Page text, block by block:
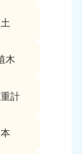
土
木
計
本
5259
年中無休
県